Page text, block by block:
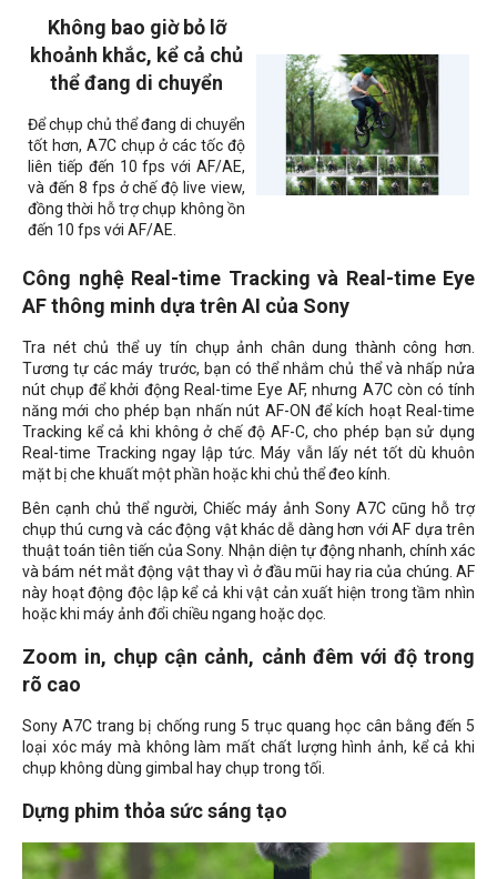
Không bao giờ bỏ lỡ
khoảnh khắc, kể cả chủ
thể đang di chuyển
Để chụp chủ thể đang di chuyển
tốt hơn, A7C chụp ở các tốc độ
liên tiếp đến 10 fps với AF/AE,
và đến 8 fps ở chế độ live view,
đồng thời hỗ trợ chụp không ồn
đến 10 fps với AF/AE.
Công nghệ Real-time Tracking và Real-time Eye
AF thông minh dựa trên AI của Sony
Tra nét chủ thể uy tín chụp ảnh chân dung thành công hơn.
Tương tự các máy trước, bạn có thể nhắm chủ thể và nhấp nửa
nút chụp để khởi động Real-time Eye AF, nhưng A7C còn có tính
năng mới cho phép bạn nhấn nút AF-ON để kích hoạt Real-time
Tracking kể cả khi không ở chế độ AF-C, cho phép bạn sử dụng
Real-time Tracking ngay lập tức. Máy vẫn lấy nét tốt dù khuôn
mặt bị che khuất một phần hoặc khi chủ thể đeo kính.
Bên cạnh chủ thể người, Chiếc máy ảnh Sony A7C cũng hỗ trợ
chụp thú cưng và các động vật khác dễ dàng hơn với AF dựa trên
thuật toán tiên tiến của Sony. Nhận diện tự động nhanh, chính xác
và bám nét mắt động vật thay vì ở đầu mũi hay ria của chúng. AF
này hoạt động độc lập kể cả khi vật cản xuất hiện trong tầm nhìn
hoặc khi máy ảnh đổi chiều ngang hoặc dọc.
Zoom in, chụp cận cảnh, cảnh đêm với độ trong
rõ cao
Sony A7C trang bị chống rung 5 trục quang học cân bằng đến 5
loại xóc máy mà không làm mất chất lượng hình ảnh, kể cả khi
chụp không dùng gimbal hay chụp trong tối.
Dựng phim thỏa sức sáng tạo